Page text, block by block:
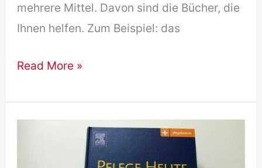
mehrere Mittel. Davon sind die Bücher, die
Ihnen helfen. Zum Beispiel: das
[Free
Netzwerk
Read More »